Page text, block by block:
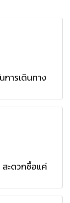
การเดินทาง
ะดวกซื้อแค่